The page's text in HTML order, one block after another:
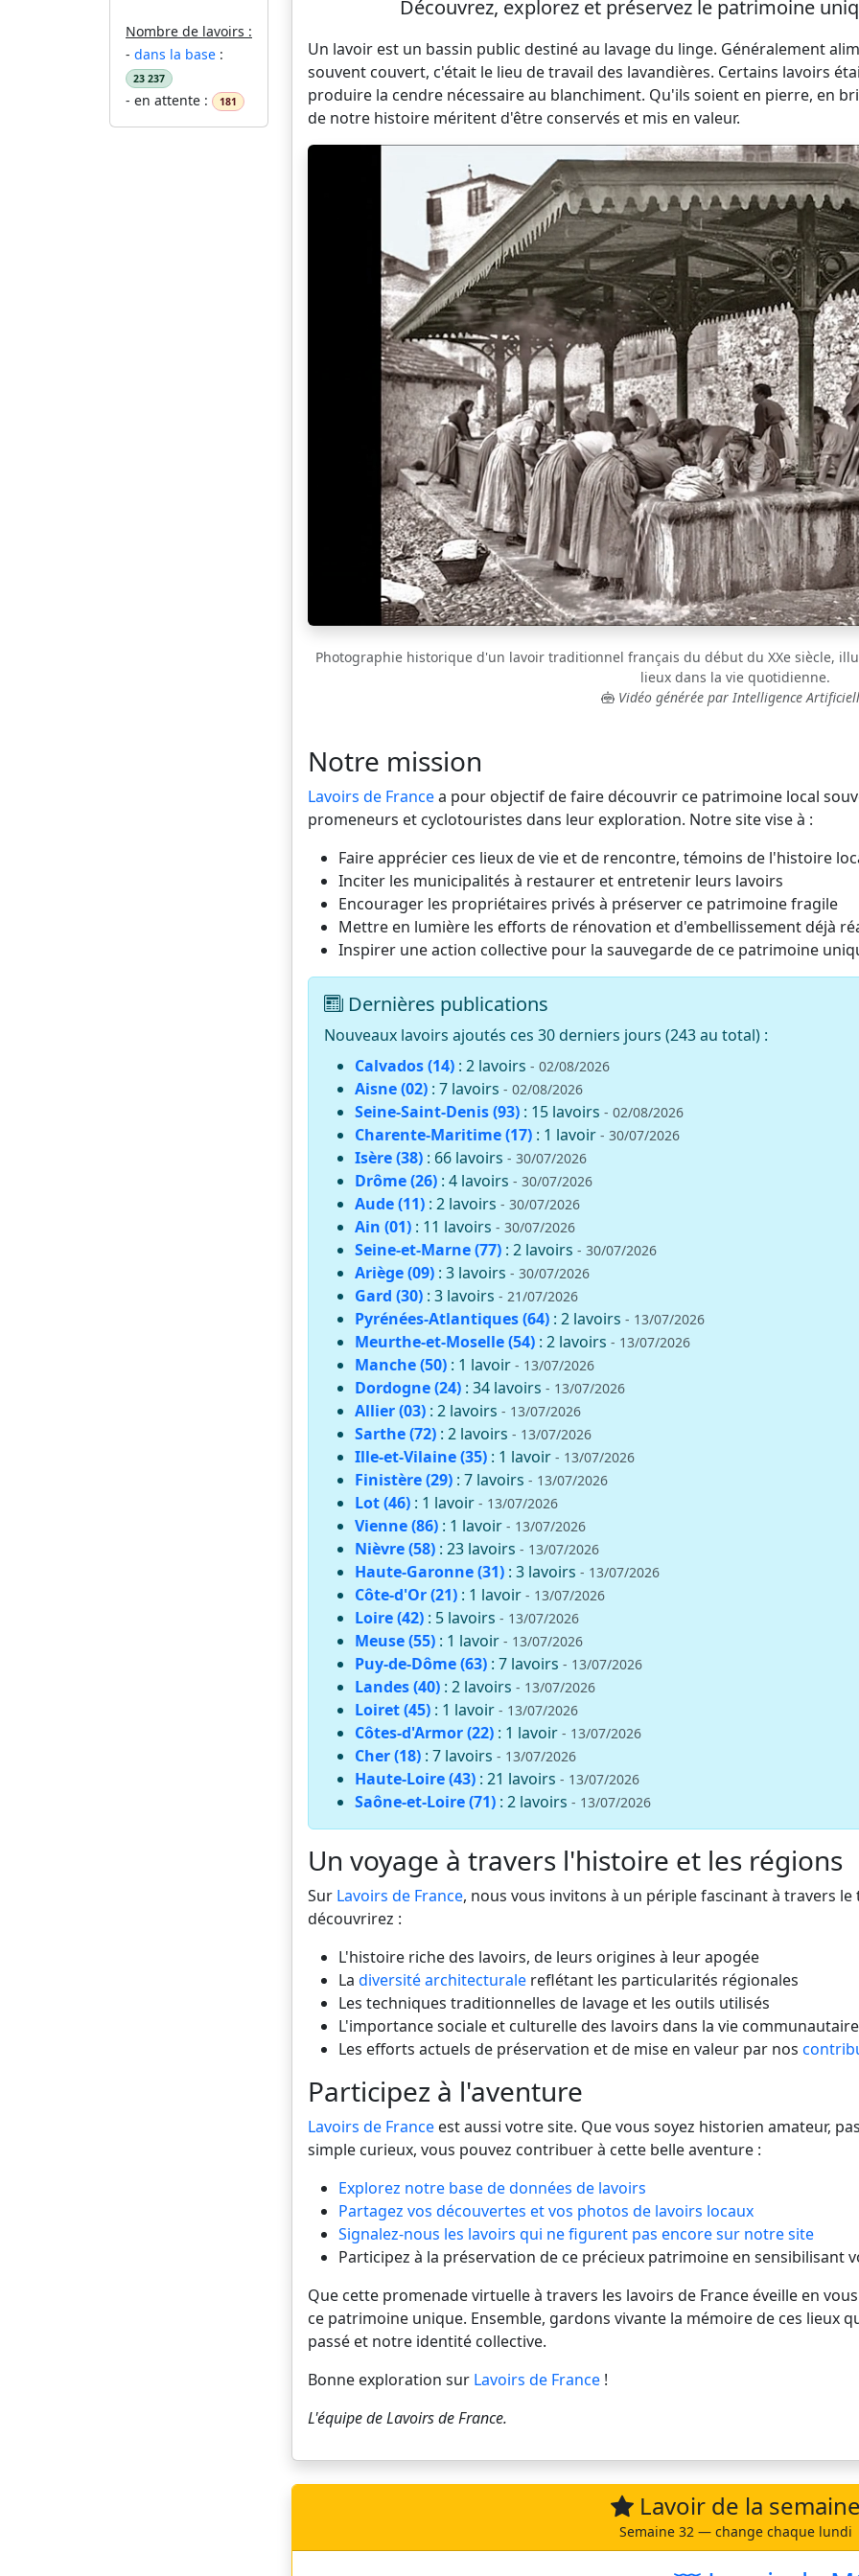
Nombre de lavoirs :
- dans la base :
23 237
- en attente : 181
Découvrez, explorez et préservez le patrimoine
Un lavoir est un bassin public destiné au lavage du linge. Généralement
souvent couvert, c'était le lieu de travail des lavandières. Certains lavoirs
produire la cendre nécessaire au blanchiment. Qu'ils soient en pierre, en
de notre histoire méritent d'être conservés et mis en valeur.
Photographie historique d'un lavoir traditionnel français du début du XXe siècle,
lieux dans la vie quotidienne.
Vidéo générée par Intelligence
Notre mission
Lavoirs de Francea pour objectif de faire découvrir ce patrimoine local
promeneurs et cyclotouristes dans leur exploration. Notre site vise à :
Faire apprécier ces lieux de vie et de rencontre, témoins de l'histoire
Inciter les municipalités à restaurer et entretenir leurs lavoirs
Encourager les propriétaires privés à préserver ce patrimoine fragile
Mettre en lumière les efforts de rénovation et d'embellissement déjà
Inspirer une action collective pour la sauvegarde de ce patrimoine
Dernières publications
Nouveaux lavoirs ajoutés ces 30 derniers jours (243 au total) :
Calvados (14) : 2 lavoirs - 02/08/2026
Aisne (02) : 7 lavoirs - 02/08/2026
Seine-Saint-Denis (93) : 15 lavoirs - 02/08/2026
Charente-Maritime (17) : 1 lavoir - 30/07/2026
Isère (38) : 66 lavoirs - 30/07/2026
Drôme (26) : 4 lavoirs - 30/07/2026
Aude (11) : 2 lavoirs - 30/07/2026
Ain (01) : 11 lavoirs - 30/07/2026
Seine-et-Marne (77) : 2 lavoirs - 30/07/2026
Ariège (09) : 3 lavoirs - 30/07/2026
Gard (30) : 3 lavoirs - 21/07/2026
Pyrénées-Atlantiques (64) : 2 lavoirs - 13/07/2026
Meurthe-et-Moselle (54) : 2 lavoirs - 13/07/2026
Manche (50) : 1 lavoir - 13/07/2026
Dordogne (24) : 34 lavoirs - 13/07/2026
Allier (03) : 2 lavoirs - 13/07/2026
Sarthe (72) : 2 lavoirs - 13/07/2026
Ille-et-Vilaine (35) : 1 lavoir - 13/07/2026
Finistère (29) : 7 lavoirs - 13/07/2026
Lot (46) : 1 lavoir - 13/07/2026
Vienne (86) : 1 lavoir - 13/07/2026
Nièvre (58) : 23 lavoirs - 13/07/2026
Haute-Garonne (31) : 3 lavoirs - 13/07/2026
Côte-d'Or (21) : 1 lavoir - 13/07/2026
Loire (42) : 5 lavoirs - 13/07/2026
Meuse (55) : 1 lavoir - 13/07/2026
Puy-de-Dôme (63) : 7 lavoirs - 13/07/2026
Landes (40) : 2 lavoirs - 13/07/2026
Loiret (45) : 1 lavoir - 13/07/2026
Côtes-d'Armor (22) : 1 lavoir - 13/07/2026
Cher (18) : 7 lavoirs - 13/07/2026
Haute-Loire (43) : 21 lavoirs - 13/07/2026
Saône-et-Loire (71) : 2 lavoirs - 13/07/2026
Un voyage à travers l'histoire et les régions
Sur Lavoirs de France, nous vous invitons à un périple fascinant à travers
découvrirez :
L'histoire riche des lavoirs, de leurs origines à leur apogée
La diversité architecturale reflétant les particularités régionales
Les techniques traditionnelles de lavage et les outils utilisés
L'importance sociale et culturelle des lavoirs dans la vie communautaire
Les efforts actuels de préservation et de mise en valeur par nos
Participez à l'aventure
Lavoirs de France est aussi votre site. Que vous soyez historien amateur,
simple curieux, vous pouvez contribuer à cette belle aventure :
Explorez notre base de données de lavoirs
Partagez vos découvertes et vos photos de lavoirs locaux
Signalez-nous les lavoirs qui ne figurent pas encore sur notre site
Participez à la préservation de ce précieux patrimoine en sensibilisant
Que cette promenade virtuelle à travers les lavoirs de France éveille en
ce patrimoine unique. Ensemble, gardons vivante la mémoire de ces lieux
passé et notre identité collective.
Bonne exploration sur Lavoirs de France !
L'équipe deLavoirs de France.
Lavoir de la semaine
Semaine 32 — change chaque lundi